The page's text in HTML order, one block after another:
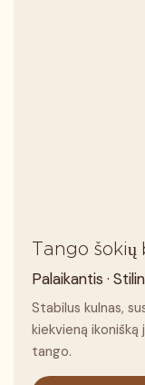
Tango šokių
Palaikantis ·
Stabilus kulnas,
kiekvieną
tango.